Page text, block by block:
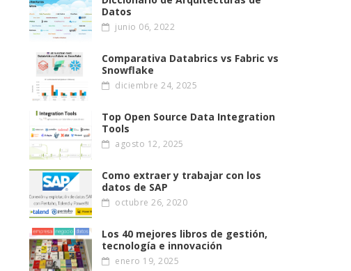
Datos
junio 06, 2022
Comparativa Databrics vs Fabric vs
Snowflake
diciembre 24, 2025
Top Open Source Data Integration
Tools
agosto 12, 2025
Como extraer y trabajar con los
datos de SAP
octubre 26, 2020
Los 40 mejores libros de gestión,
tecnología e innovación
enero 19, 2025